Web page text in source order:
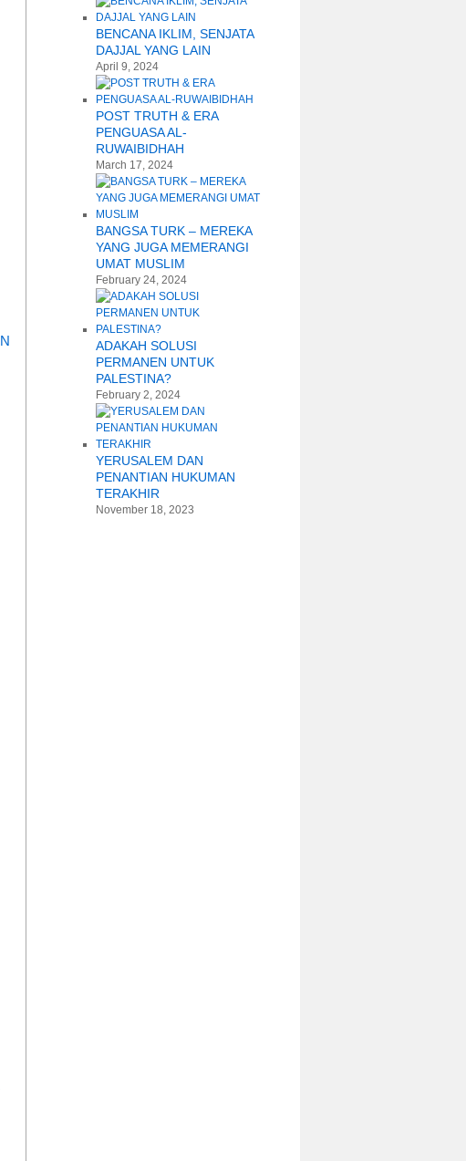
BENCANA IKLIM, SENJATA
DAJJAL YANG LAIN
April 9, 2024
POST TRUTH & ERA
PENGUASA AL-
RUWAIBIDHAH
March 17, 2024
BANGSA TURK – MEREKA
YANG JUGA MEMERANGI
UMAT MUSLIM
February 24, 2024
ADAKAH SOLUSI
PERMANEN UNTUK
PALESTINA?
February 2, 2024
YERUSALEM DAN
PENANTIAN HUKUMAN
TERAKHIR
November 18, 2023